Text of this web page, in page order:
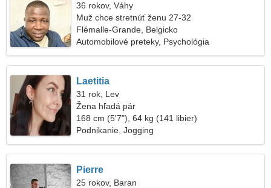
36 rokov, Váhy
Muž chce stretnúť ženu 27-32
Flémalle-Grande, Belgicko
Automobilové preteky, Psychológia
Laetitia
31 rok, Lev
Žena hľadá pár
168 cm (5'7"), 64 kg (141 libier)
Podnikanie, Jogging
Pierre
25 rokov, Baran